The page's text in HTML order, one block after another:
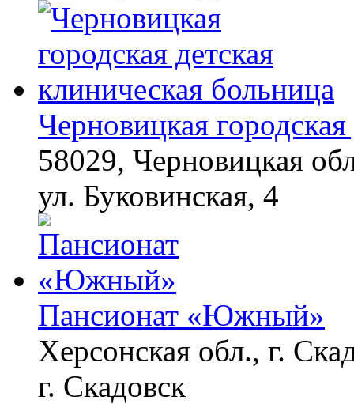
Черновицкая
58029, Черновицкая
ул. Буковинская, 4
Пансионат «Южный»
Херсонская обл., г.
г. Скадовск